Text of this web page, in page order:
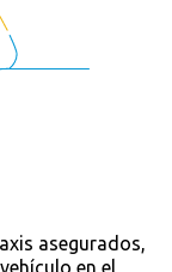
asegurados,